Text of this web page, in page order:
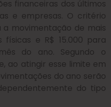
financeiras dos últimos
e empresas. O critério
a movimentação de mais
físicas e R$ 15.000 para
do ano. Segundo o
ao atingir esse limite em
do ano serão
do tipo